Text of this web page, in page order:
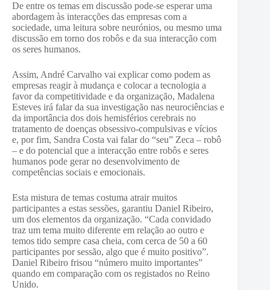
De entre os temas em discussão pode-se esperar uma
abordagem às interacções das empresas com a
sociedade, uma leitura sobre neurónios, ou mesmo uma
discussão em torno dos robôs e da sua interacção com
os seres humanos.
Assim, André Carvalho vai explicar como podem as
empresas reagir à mudança e colocar a tecnologia a
favor da competitividade e da organização, Madalena
Esteves irá falar da sua investigação nas neurociências e
da importância dos dois hemisférios cerebrais no
tratamento de doenças obsessivo-compulsivas e vícios
e, por fim, Sandra Costa vai falar do “seu” Zeca – robô
– e do potencial que a interacção entre robôs e seres
humanos pode gerar no desenvolvimento de
competências sociais e emocionais.
Esta mistura de temas costuma atrair muitos
participantes a estas sessões, garantiu Daniel Ribeiro,
um dos elementos da organização. “Cada convidado
traz um tema muito diferente em relação ao outro e
temos tido sempre casa cheia, com cerca de 50 a 60
participantes por sessão, algo que é muito positivo”.
Daniel Ribeiro frisou “número muito importantes”
quando em comparação com os registados no Reino
Unido.